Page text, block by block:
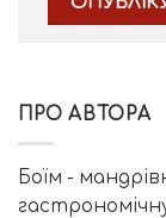
ПРО АВТОРА
Боїм -